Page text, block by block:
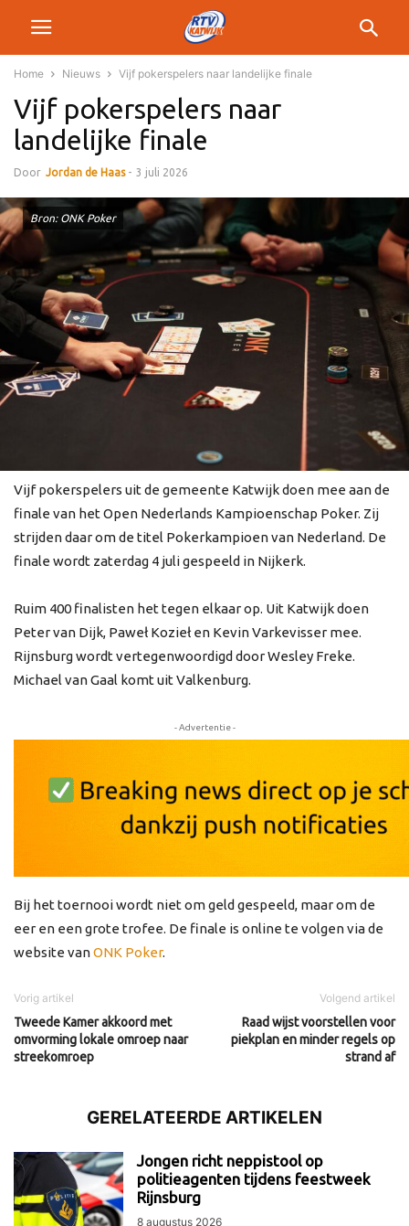
Home Nieuws Vijf pokerspelers naar landelijke finale
Vijf pokerspelers naar
landelijke finale
Door Jordan de Haas - 3 juli 2026
Bron: ONK Poker
Vijf pokerspelers uit de gemeente Katwijk doen mee aan de
finale van het Open Nederlands Kampioenschap Poker. Zij
strijden daar om de titel Pokerkampioen van Nederland. De
finale wordt zaterdag 4 juli gespeeld in Nijkerk.
Ruim 400 finalisten het tegen elkaar op. Uit Katwijk doen
Peter van Dijk, Paweł Kozieł en Kevin Varkevisser mee.
Rijnsburg wordt vertegenwoordigd door Wesley Freke.
Michael van Gaal komt uit Valkenburg.
- Advertentie -
Bij het toernooi wordt niet om geld gespeeld, maar om de
eer en een grote trofee. De finale is online te volgen via de
website vanONK Poker.
Vorig artikel
Tweede Kamer akkoord met
omvorming lokale omroep naar
streekomroep
Volgend artikel
Raad wijst voorstellen voor
piekplan en minder regels op
strand af
GERELATEERDE ARTIKELEN
Jongen richt neppistool op
politieagenten tijdens feestweek
Rijnsburg
8 augustus 2026